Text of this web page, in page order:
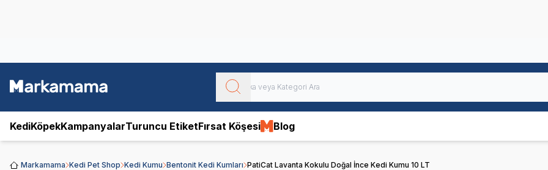
KediKöpekKampanyalarTuruncu EtiketFırsat Köşesi Blog
Markamama Kedi Pet Shop Kedi Kumu Bentonit Kedi Kumları PatiCat Lavanta Kokulu Doğal İnce Kedi Kumu 10 LT